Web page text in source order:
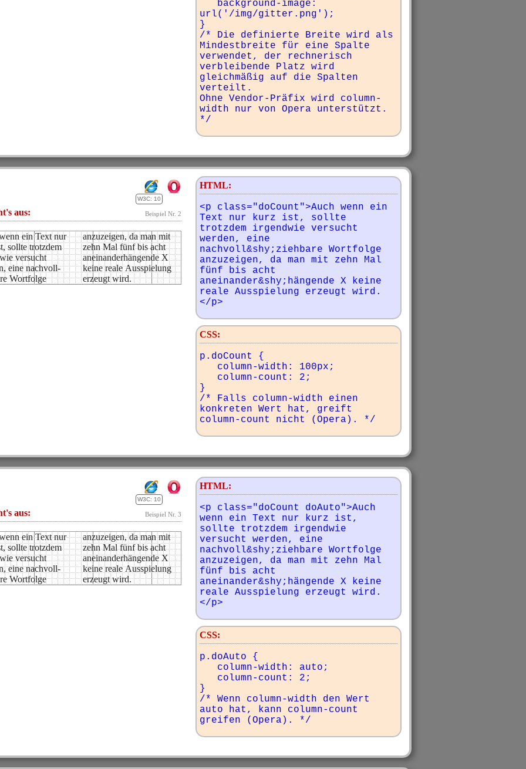
url('/img/gitter.png');
}
/* Die definierte Breite wird als
Mindestbreite für eine Spalte
verwendet, der rechnerisch
verbleibende Platz wird
gleichmäßig auf die Spalten
verteilt.
Ohne Vendor-Präfix wird column-
width nur von Opera unterstützt.
*/
HTML:
<p class="doCount">Auch wenn ein
Text nur kurz ist, sollte
trotzdem irgendwie versucht
werden, eine
nachvoll&shy;ziehbare Wortfolge
anzuzeigen, da man mit zehn Mal
fünf bis acht
aneinander&shy;hängende X keine
reale Ausspielung erzeugt wird.
</p>
CSS:
p.doCount {
}
/* Falls column-width einen
konkreten Wert hat, greift
column-count nicht (Opera). */
W3C: 10
Beispiel Nr. 2
aus:
ein Text nur
sollte trotzdem
versucht
eine nachvoll­
Wortfolge
da man mit
fünf bis acht
X
Ausspielung
erzeugt wird.
HTML:
<p class="doCount doAuto">Auch
wenn ein Text nur kurz ist,
sollte trotzdem irgendwie
versucht werden, eine
nachvoll&shy;ziehbare Wortfolge
anzuzeigen, da man mit zehn Mal
fünf bis acht
aneinander&shy;hängende X keine
reale Ausspielung erzeugt wird.
</p>
CSS:
p.doAuto {
}
/* Wenn column-width den Wert
auto hat, kann column-count
greifen (Opera). */
W3C: 10
Beispiel Nr. 3
aus:
ein Text nur
sollte trotzdem
versucht
eine nachvoll­
Wortfolge
da man mit
fünf bis acht
X
Ausspielung
erzeugt wird.